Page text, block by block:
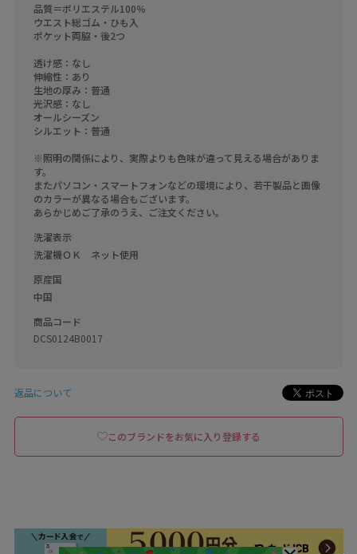
品質＝ポリエステル100％
ウエスト総ゴム・ひも入
ポケット両脇・後2つ
透け感：なし
伸縮性：あり
生地の厚み：普通
光沢感：なし
オールシーズン
シルエット：普通
※照明の関係により、実際よりも色味が違って見える場合がありま
す。
またパソコン・スマートフォンなどの環境により、若干製品と画像
のカラーが異なる場合もございます。
あらかじめご了承のうえ、ご注文ください。
洗濯表示
洗濯機ＯＫ　ネット使用
原産国
中国
商品コード
DCS0124B0017
返品について
このブランドをお気に入り登録する